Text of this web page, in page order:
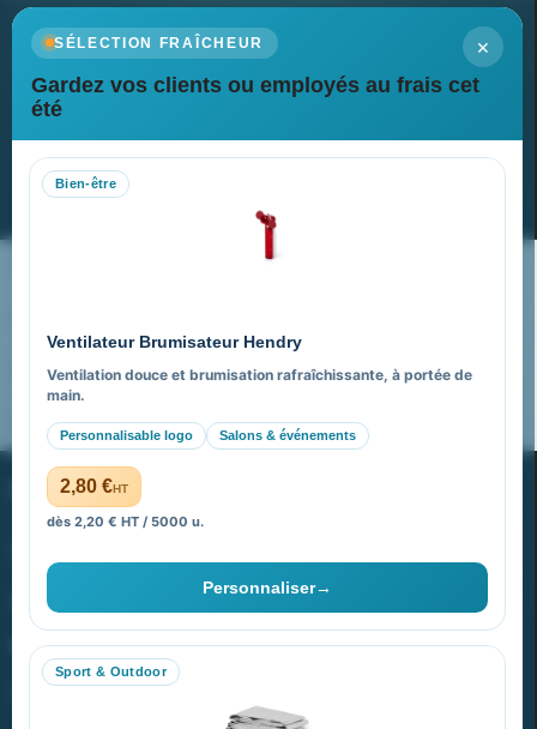
×
SÉLECTION FRAÎCHEUR
Gardez vos clients ou employés au frais cet
été
Bien-être
Ventilateur Brumisateur Hendry
Ventilation douce et brumisation rafraîchissante, à portée de
main.
Personnalisable logo Salons & événements
2,80 €HT
dès 2,20 € HT / 5000 u.
Personnaliser→
Sport & Outdoor
Newsletter
Recevez nos dernières nouvelles et nos offres spéciales
Nos expertises & accompagnement global
FAQ sur Promenoch Goodies Pub France
Pourquoi ça a marché à 100% pour moi ?
PROMENOCH GOODIES
40 rue Madeleine Michelis
92 200 Neuilly
equipe@promenoch-goodies.com